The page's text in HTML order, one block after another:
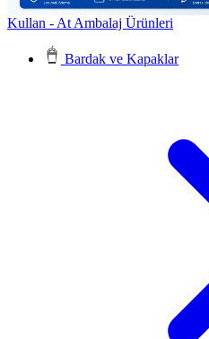
Kullan - At Ambalaj Ürünleri
Bardak ve Kapaklar